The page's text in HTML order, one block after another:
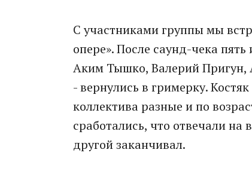
С участниками группы мы
опере». После саунд-чека
Аким Тышко, Валерий
- вернулись в гримерку.
коллектива разные и по
сработались, что отвечали
другой заканчивал.